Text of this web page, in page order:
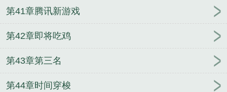
第41章腾讯新游戏
第42章即将吃鸡
第43章第三名
第44章时间穿梭